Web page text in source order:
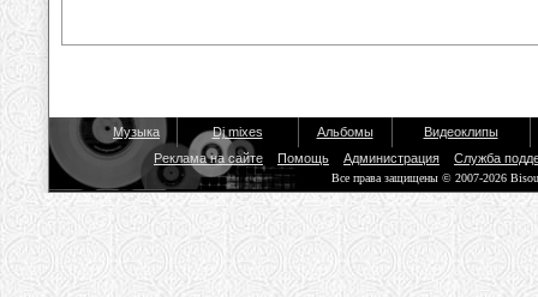
Музыка Dj mixes Альбомы
Видеоклипы
Реклама на сайте
Помощь Администрация Служба
Все права защищены © 2007-2026